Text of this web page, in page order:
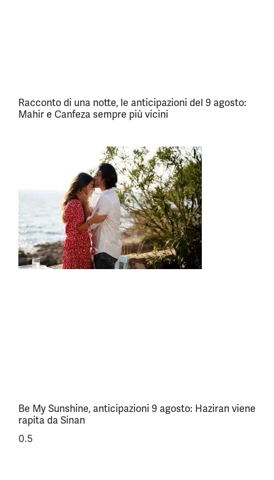
Racconto di una notte, le anticipazioni del 9 agosto:
Mahir e Canfeza sempre più vicini
Be My Sunshine, anticipazioni 9 agosto: Haziran viene
rapita da Sinan